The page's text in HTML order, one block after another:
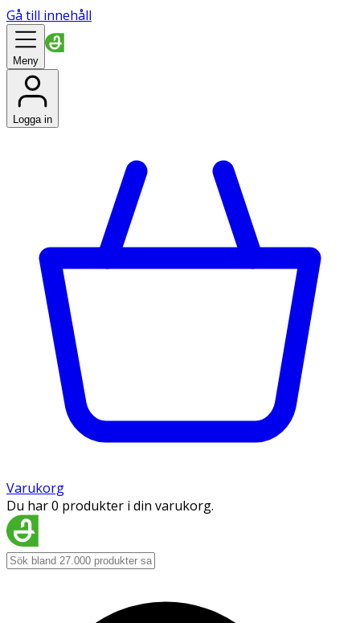
Gå till innehåll
Meny
Logga in
Varukorg
Du har 0 produkter i din varukorg.